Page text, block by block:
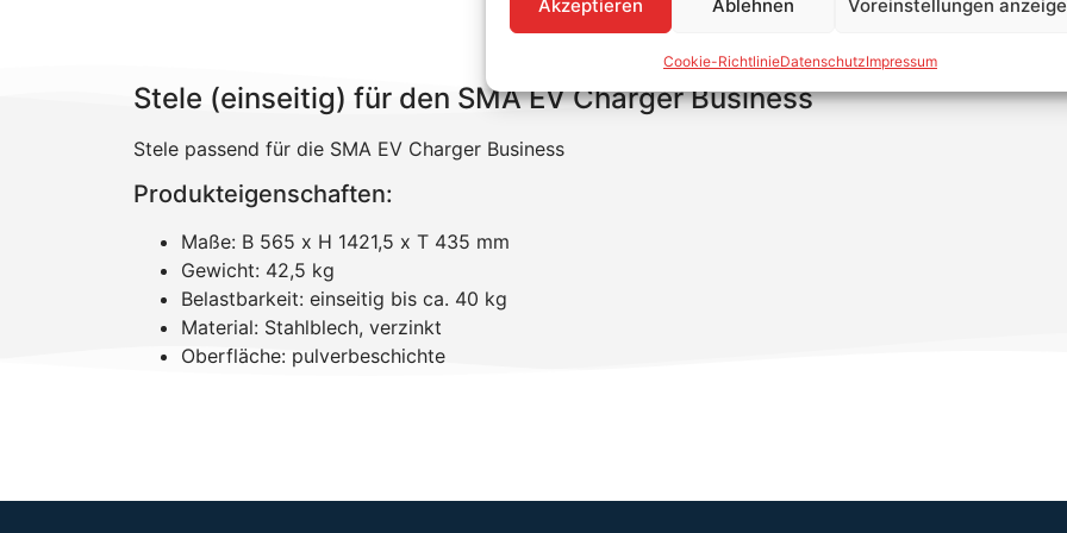
Akzeptieren Ablehnen Voreinstellungen
Cookie-RichtlinieDatenschutzImpressum
Stele (einseitig) für den SMA EV Charger Business
Stele passend für die SMA EV Charger Business
Produkteigenschaften:
Maße: B 565 x H 1421,5 x T 435 mm
Gewicht: 42,5 kg
Belastbarkeit: einseitig bis ca. 40 kg
Material: Stahlblech, verzinkt
Oberfläche: pulverbeschichte